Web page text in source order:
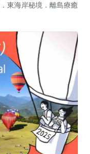
東海岸秘境．離島療癒